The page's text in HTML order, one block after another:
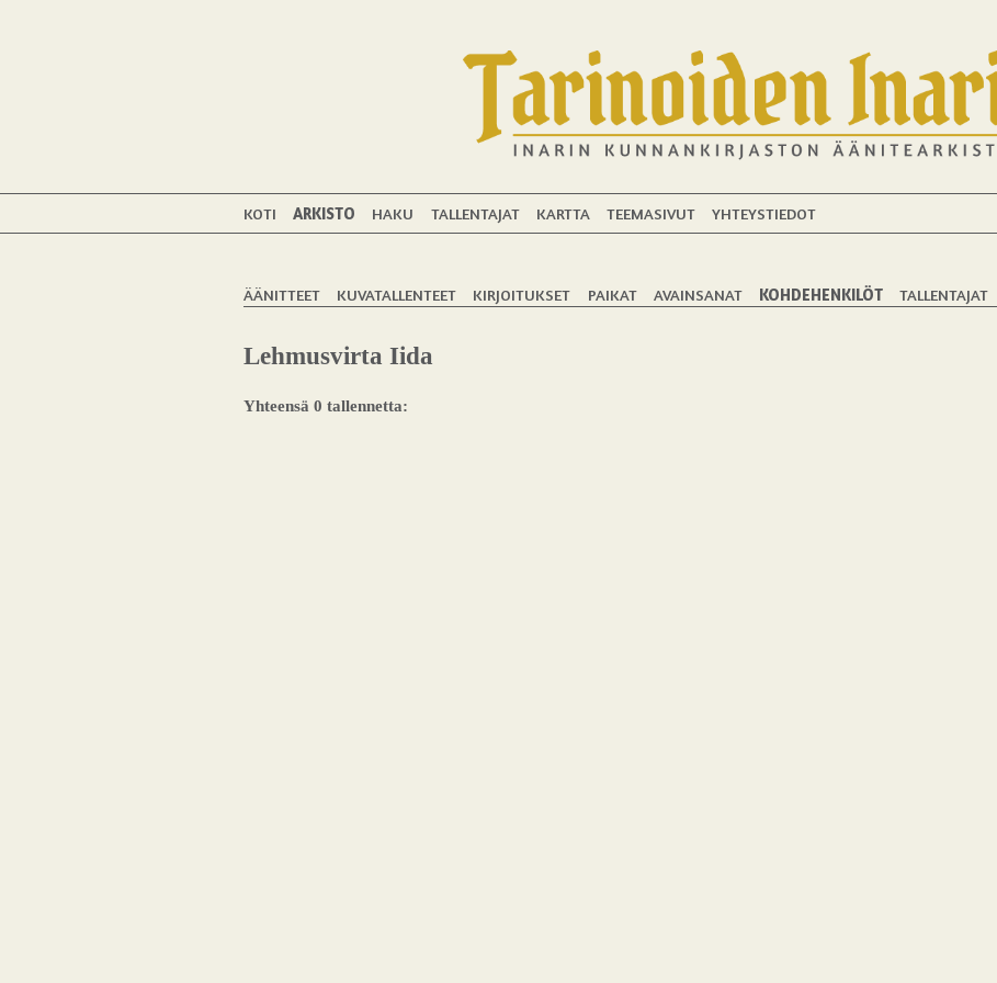
KOTI ARKISTO HAKU TALLENTAJAT KARTTA TEEMASIVUT YHTEYSTIEDOT
ÄÄNITTEET KUVATALLENTEET KIRJOITUKSET PAIKAT AVAINSANAT KOHDEHENKILÖT TALLENTAJAT
Lehmusvirta Iida
Yhteensä 0 tallennetta: